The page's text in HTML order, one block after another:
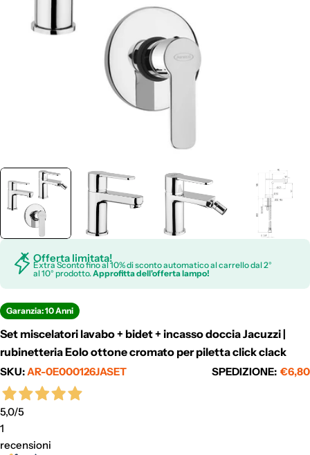
supporto 0 in modalità modale
Offerta limitata!
Extra Sconto fino al 10% di sconto automatico al carrello dal 2°
al 10° prodotto.Approfitta dell'offerta lampo!
Garanzia: 10 Anni
Set miscelatori lavabo + bidet + incasso doccia Jacuzzi |
rubinetteria Eolo ottone cromato per piletta click clack
SKU:AR-0E000126JASET SPEDIZIONE: €6,80
5,0/5
1
recensioni